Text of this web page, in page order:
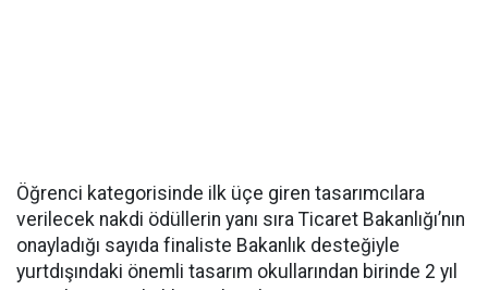
Öğrenci kategorisinde ilk üçe giren tasarımcılara
verilecek nakdi ödüllerin yanı sıra Ticaret Bakanlığı’nın
onayladığı sayıda finaliste Bakanlık desteğiyle
yurtdışındaki önemli tasarım okullarından birinde 2 yıl